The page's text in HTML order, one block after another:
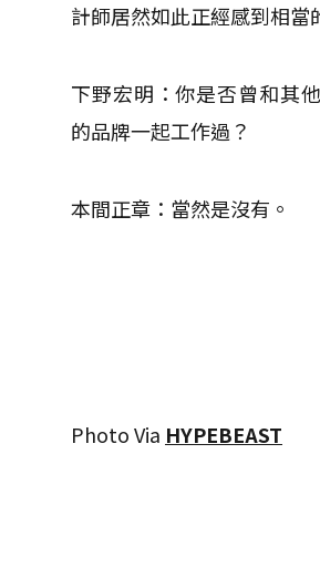
計師居然如此正經感到相當
下野宏明：你是否曾和其
的品牌一起工作過？
本間正章：當然是沒有。
Photo Via HYPEBEAST